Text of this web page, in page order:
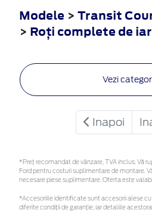
Modele > Transit
> Roţi complete de
Vezi
Inapoi
*Preţ recomandat de vânzare, TVA inclus. Vă
Ford pentru costuri suplimentare de montare.
necesare piese suplimentare. Oferta este
*Accesoriile identificate sunt accesorii alese cu
diferite condiții de garanție, iar detaliile